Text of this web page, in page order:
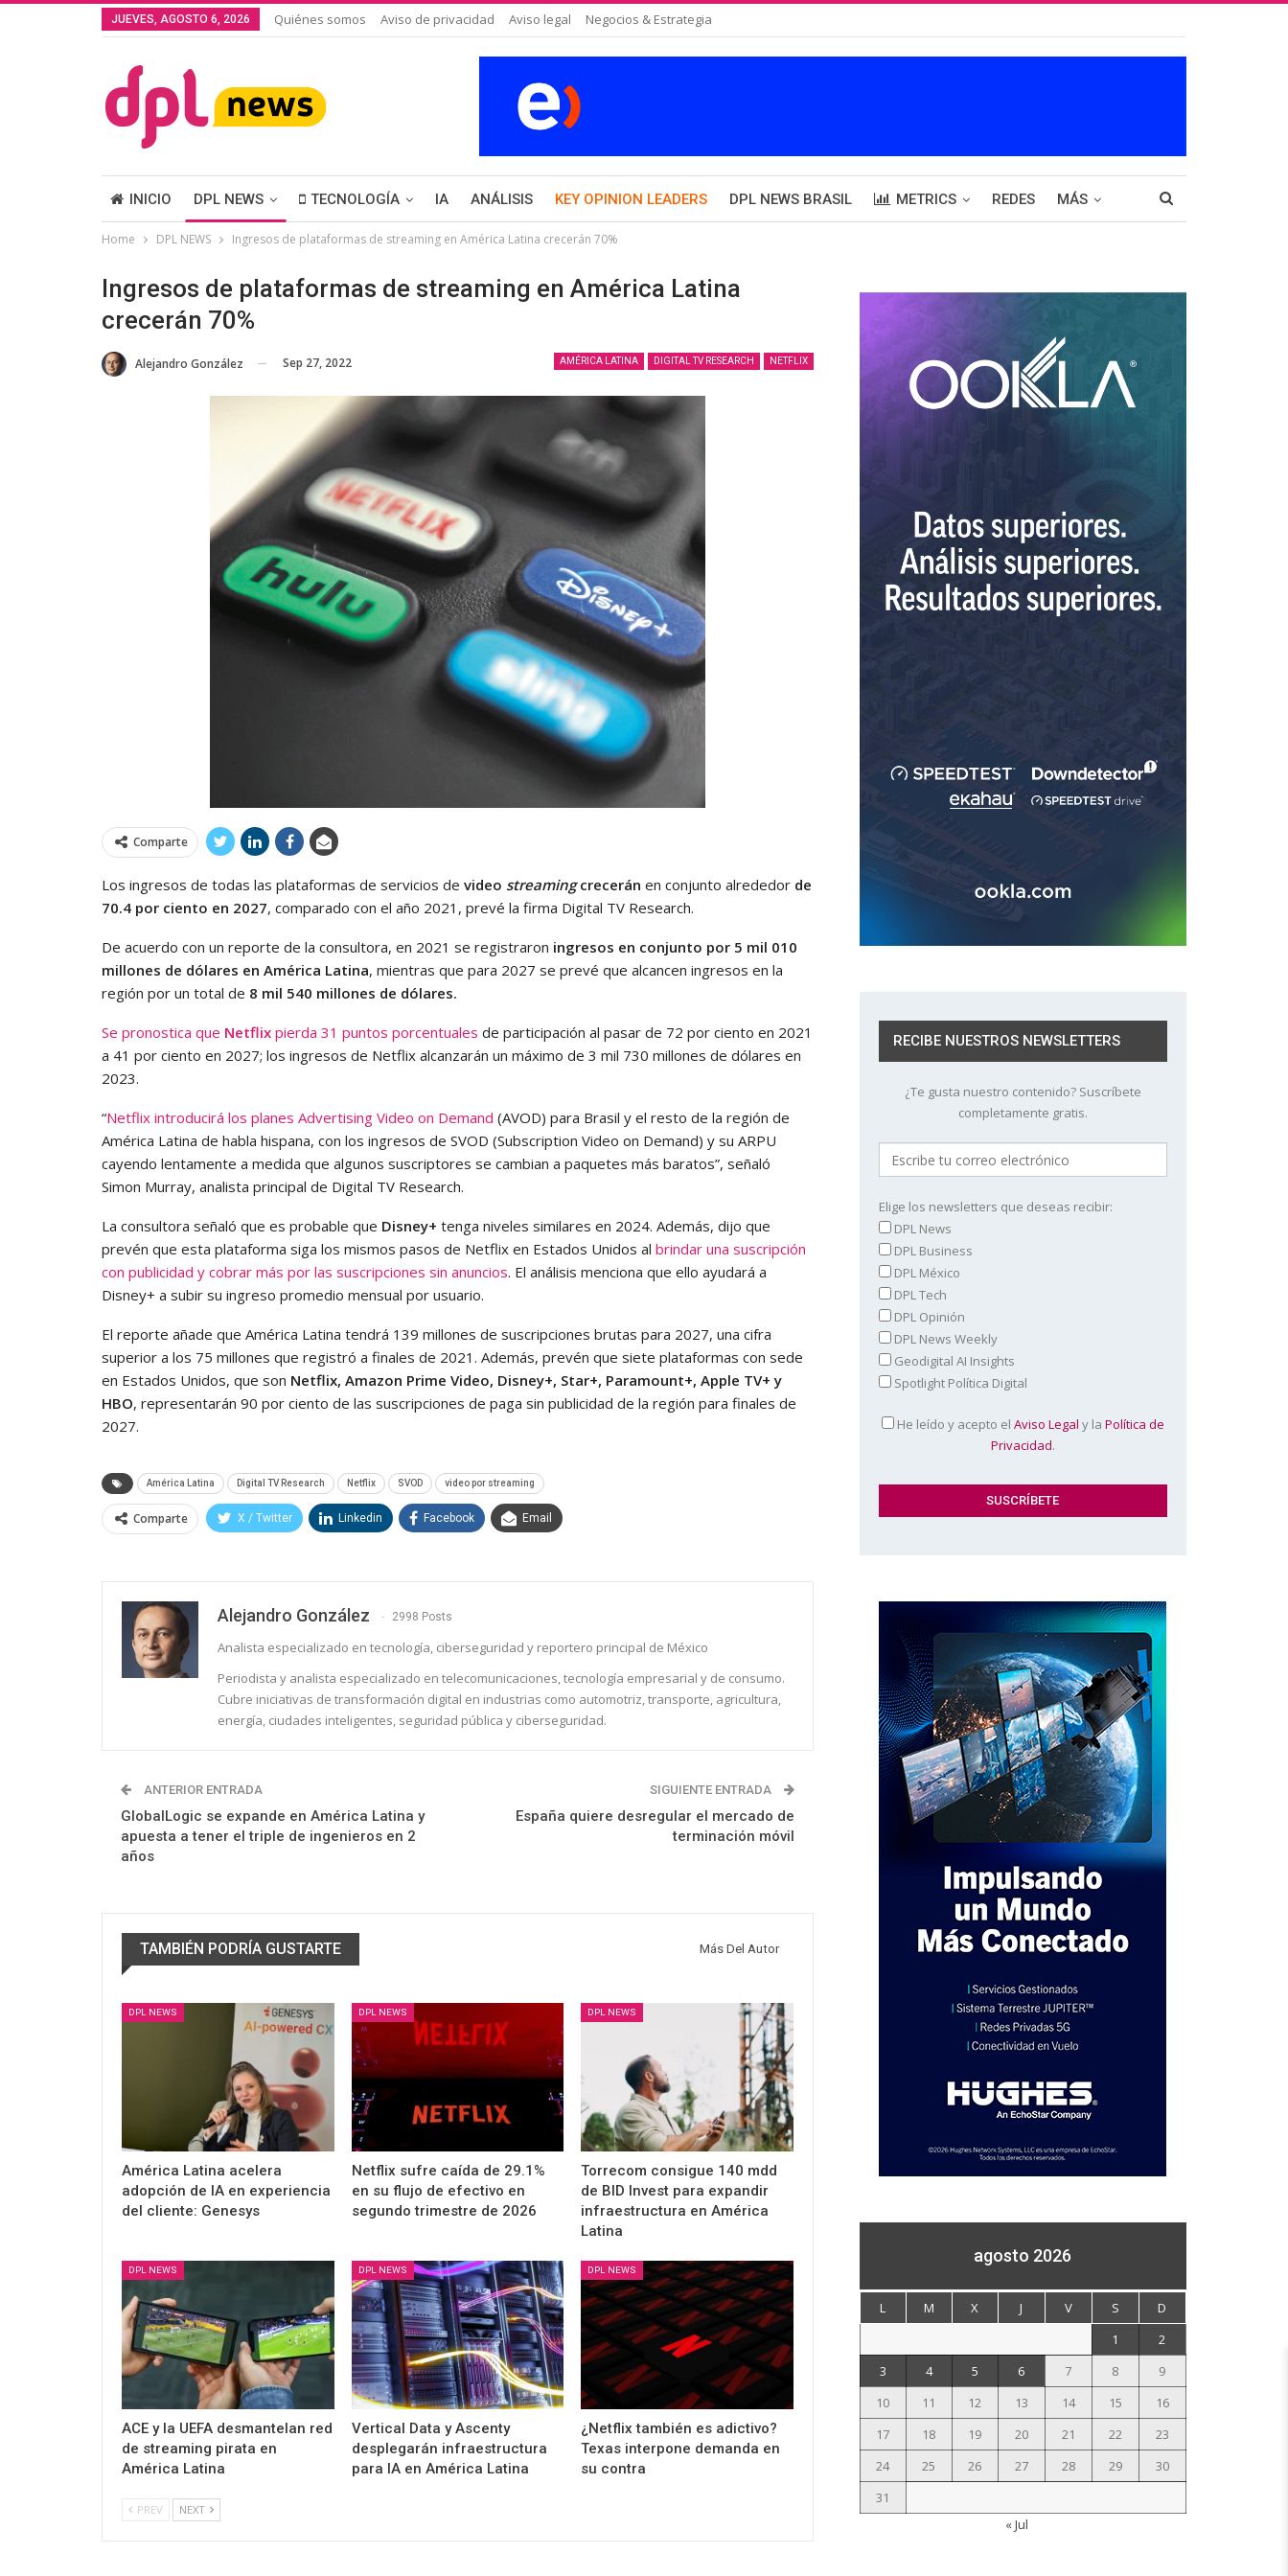
JUEVES, AGOSTO 6, 2026 Quiénes somos Aviso de privacidad Aviso legal Negocios & Estrategia
INICIO DPL NEWS TECNOLOGÍA IA ANÁLISIS KEY OPINION LEADERS DPL NEWS BRASIL METRICS REDES MÁS
Home DPL NEWS Ingresos de plataformas de streaming en América Latina crecerán 70%
Ingresos de plataformas de streaming en América Latina
crecerán 70%
AMÉRICA LATINA DIGITAL TV RESEARCH NETFLIX
Alejandro González Sep 27, 2022
Comparte
Los ingresos de todas las plataformas de servicios de video streaming crecerán en conjunto alrededor de
70.4 por ciento en 2027, comparado con el año 2021, prevé la firma Digital TV Research.
De acuerdo con un reporte de la consultora, en 2021 se registraron ingresos en conjunto por 5 mil 010
millones de dólares en América Latina, mientras que para 2027 se prevé que alcancen ingresos en la
región por un total de 8 mil 540 millones de dólares.
Se pronostica que Netflix pierda 31 puntos porcentuales de participación al pasar de 72 por ciento en 2021
a 41 por ciento en 2027; los ingresos de Netflix alcanzarán un máximo de 3 mil 730 millones de dólares en
2023.
“Netflix introducirá los planes Advertising Video on Demand (AVOD) para Brasil y el resto de la región de
América Latina de habla hispana, con los ingresos de SVOD (Subscription Video on Demand) y su ARPU
cayendo lentamente a medida que algunos suscriptores se cambian a paquetes más baratos”, señaló
Simon Murray, analista principal de Digital TV Research.
La consultora señaló que es probable que Disney+ tenga niveles similares en 2024. Además, dijo que
prevén que esta plataforma siga los mismos pasos de Netflix en Estados Unidos al brindar una suscripción
con publicidad y cobrar más por las suscripciones sin anuncios. El análisis menciona que ello ayudará a
Disney+ a subir su ingreso promedio mensual por usuario.
El reporte añade que América Latina tendrá 139 millones de suscripciones brutas para 2027, una cifra
superior a los 75 millones que registró a finales de 2021. Además, prevén que siete plataformas con sede
en Estados Unidos, que son Netflix, Amazon Prime Video, Disney+, Star+, Paramount+, Apple TV+ y
HBO, representarán 90 por ciento de las suscripciones de paga sin publicidad de la región para finales de
2027.
América Latina Digital TV Research Netflix SVOD video por streaming
Comparte X / Twitter Linkedin Facebook Email
Alejandro González 2998 Posts
Analista especializado en tecnología, ciberseguridad y reportero principal de México
Periodista y analista especializado en telecomunicaciones, tecnología empresarial y de consumo.
Cubre iniciativas de transformación digital en industrias como automotriz, transporte, agricultura,
energía, ciudades inteligentes, seguridad pública y ciberseguridad.
ANTERIOR ENTRADA
GlobalLogic se expande en América Latina y
apuesta a tener el triple de ingenieros en 2
años
SIGUIENTE ENTRADA
España quiere desregular el mercado de
terminación móvil
TAMBIÉN PODRÍA GUSTARTE Más Del Autor
DPL NEWS
América Latina acelera
adopción de IA en experiencia
del cliente: Genesys
DPL NEWS
Netflix sufre caída de 29.1%
en su flujo de efectivo en
segundo trimestre de 2026
DPL NEWS
Torrecom consigue 140 mdd
de BID Invest para expandir
infraestructura en América
Latina
DPL NEWS
ACE y la UEFA desmantelan red
de streaming pirata en
América Latina
DPL NEWS
Vertical Data y Ascenty
desplegarán infraestructura
para IA en América Latina
DPL NEWS
¿Netflix también es adictivo?
Texas interpone demanda en
su contra
PREV NEXT
RECIBE NUESTROS NEWSLETTERS
¿Te gusta nuestro contenido? Suscríbete
completamente gratis.
Elige los newsletters que deseas recibir:
DPL News
DPL Business
DPL México
DPL Tech
DPL Opinión
DPL News Weekly
Geodigital AI Insights
Spotlight Política Digital
He leído y acepto el Aviso Legal y la Política de
Privacidad.
agosto 2026
L M X J V S
D
1
2
3
4 5 6 7 8
9
10
11 12 13 14 15
16
17
18 19 20 21 22
23
24
25 26 27 28 29
30
31
« Jul